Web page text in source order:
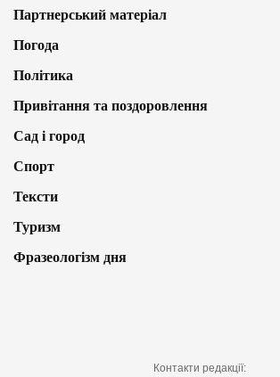
Партнерський матеріал
Погода
Політика
Привітання та поздоровлення
Сад і город
Спорт
Тексти
Туризм
Фразеологізм дня
Контакти редакції: